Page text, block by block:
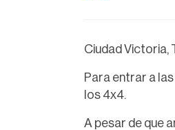
Ciudad Victoria,
Para entrar a
los 4x4.
A pesar de que